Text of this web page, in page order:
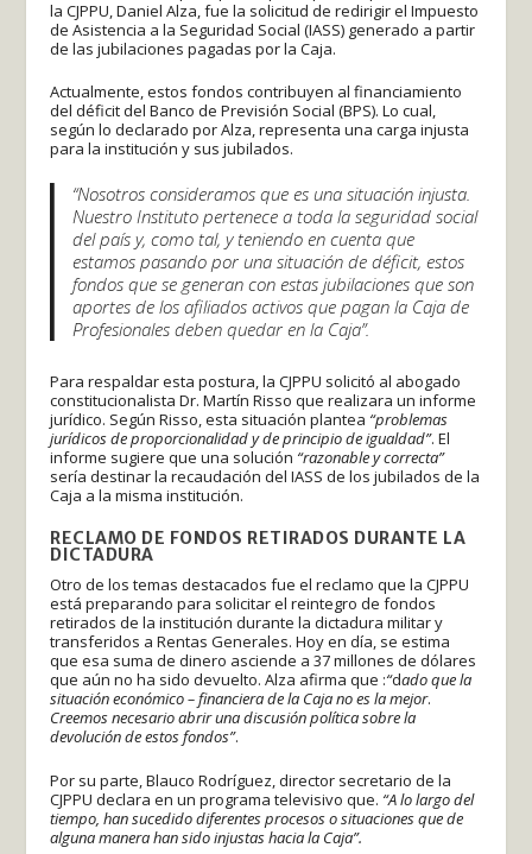
la CJPPU, Daniel Alza, fue la solicitud de redirigir el Impuesto
de Asistencia a la Seguridad Social (IASS) generado a partir
de las jubilaciones pagadas por la Caja.
Actualmente, estos fondos contribuyen al financiamiento
del déficit del Banco de Previsión Social (BPS). Lo cual,
según lo declarado por Alza, representa una carga injusta
para la institución y sus jubilados.
“Nosotros consideramos que es una situación injusta.
Nuestro Instituto pertenece a toda la seguridad social
del país y, como tal, y teniendo en cuenta que
estamos pasando por una situación de déficit, estos
fondos que se generan con estas jubilaciones que son
aportes de los afiliados activos que pagan la Caja de
Profesionales deben quedar en la Caja”.
Para respaldar esta postura, la CJPPU solicitó al abogado
constitucionalista Dr. Martín Risso que realizara un informe
jurídico. Según Risso, esta situación plantea “problemas
jurídicos de proporcionalidad y de principio de igualdad”. El
informe sugiere que una solución “razonable y correcta”
sería destinar la recaudación del IASS de los jubilados de la
Caja a la misma institución.
RECLAMO DE FONDOS RETIRADOS DURANTE LA
DICTADURA
Otro de los temas destacados fue el reclamo que la CJPPU
está preparando para solicitar el reintegro de fondos
retirados de la institución durante la dictadura militar y
transferidos a Rentas Generales. Hoy en día, se estima
que esa suma de dinero asciende a 37 millones de dólares
que aún no ha sido devuelto. Alza afirma que :“dado que la
situación económico – financiera de la Caja no es la mejor.
Creemos necesario abrir una discusión política sobre la
devolución de estos fondos”.
Por su parte, Blauco Rodríguez, director secretario de la
CJPPU declara en un programa televisivo que. “A lo largo del
tiempo, han sucedido diferentes procesos o situaciones que de
alguna manera han sido injustas hacia la Caja”.